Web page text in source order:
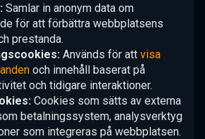
Samlar in anonym data om
för att förbättra webbplatsens
prestanda.
Används för att visa
och innehåll baserat på
och tidigare interaktioner.
Cookies som sätts av externa
betalningssystem, analysverktyg
som integreras på webbplatsen.